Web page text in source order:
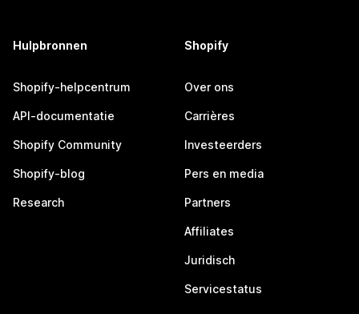
Hulpbronnen
Shopify-helpcentrum
API-documentatie
Shopify Community
Shopify-blog
Research
Shopify
Over ons
Carrières
Investeerders
Pers en media
Partners
Affiliates
Juridisch
Servicestatus